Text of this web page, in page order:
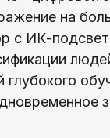
на
с ИК-
глубокого